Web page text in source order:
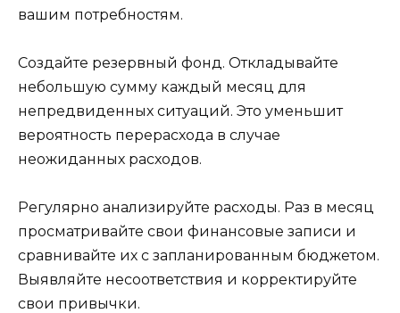
вашим потребностям.
Создайте резервный фонд. Откладывайте
небольшую сумму каждый месяц для
непредвиденных ситуаций. Это уменьшит
вероятность перерасхода в случае
неожиданных расходов.
Регулярно анализируйте расходы. Раз в месяц
просматривайте свои финансовые записи и
сравнивайте их с запланированным бюджетом.
Выявляйте несоответствия и корректируйте
свои привычки.